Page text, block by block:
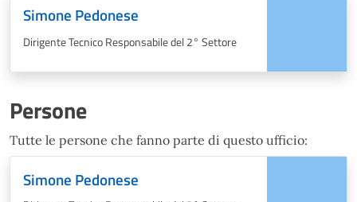
Simone Pedonese
Dirigente Tecnico Responsabile del 2° Settore
Persone
Tutte le persone che fanno parte di questo ufficio:
Simone Pedonese